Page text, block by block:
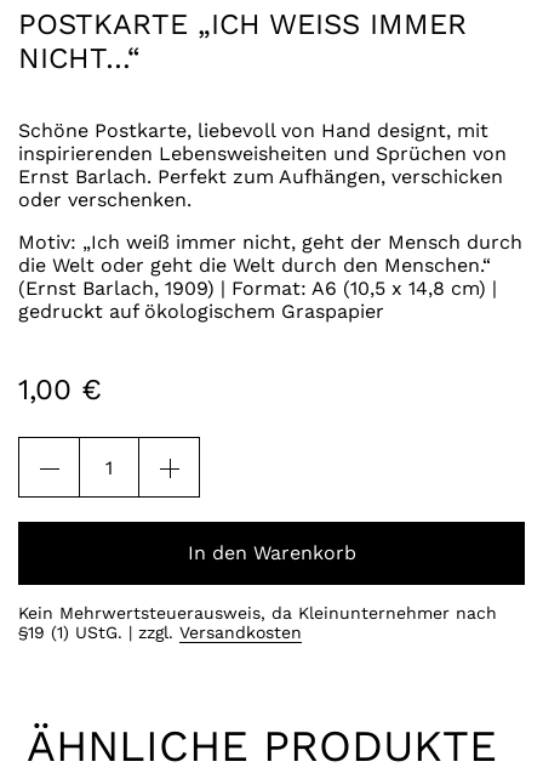
POSTKARTE „ICH WEISS IMMER N
ICHT…“
Kein Mehrwertsteuerausweis, da Kleinunternehmer nach
§19 (1) UStG.
zzgl. Versandkosten
1,00 €
"Ich
weiß
immer
In den Warenkorb
Schöne Postkarte, liebevoll von Hand designt, mit
inspirierenden Lebensweisheiten und Sprüchen von
Ernst Barlach. Perfekt zum Aufhängen, verschicken
oder verschenken.
Motiv: „Ich weiß immer nicht, geht der Mensch durch
die Welt oder geht die Welt durch den Menschen.“
(Ernst Barlach, 1909) | Format: A6 (10,5 x 14,8 cm) |
gedruckt auf ökologischem Graspapier
ÄHNLICHE PRODUKTE